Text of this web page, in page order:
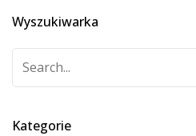
Wyszukiwarka
Kategorie